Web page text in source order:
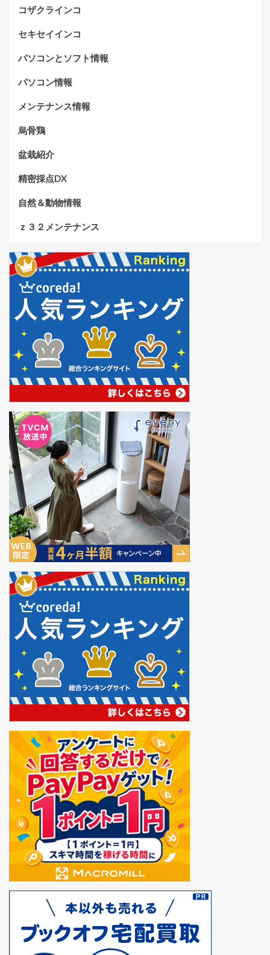
コザクラインコ
セキセイインコ
パソコンとソフト情報
パソコン情報
メンテナンス情報
烏骨鶏
盆栽紹介
精密採点DX
自然＆動物情報
ｚ３２メンテナンス